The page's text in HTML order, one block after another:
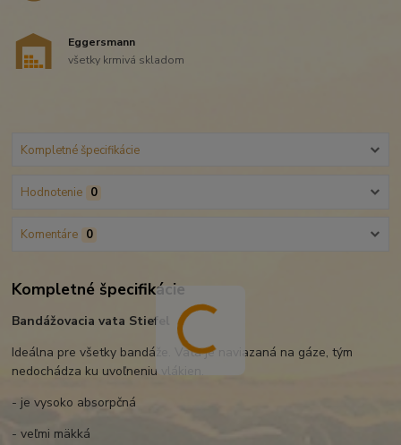
Eggersmann
všetky krmivá skladom
Kompletné špecifikácie
Hodnotenie 0
Komentáre 0
Kompletné špecifikácie
Bandážovacia vata Stiefel
Ideálna pre všetky bandáže. Vata je naviazaná na gáze, tým
nedochádza ku uvoľneniu vlákien.
- je vysoko absorpčná
- veľmi mäkká